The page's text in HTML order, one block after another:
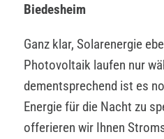
Biedesheim
Ganz klar, Solarenergie
Photovoltaik laufen nur
dementsprechend ist es
Energie für die Nacht zu
offerieren wir Ihnen